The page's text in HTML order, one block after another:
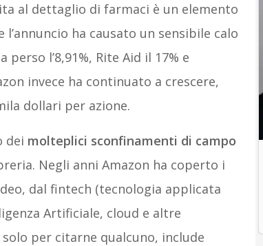
al dettaglio di farmaci è un elemento
ha causato un sensibile calo
l’8,91%, Rite Aid il 17% e
invece ha continuato a crescere,
dollari per azione.
dei molteplici sconfinamenti di campo
Negli anni Amazon ha coperto i
dal fintech (tecnologia applicata
Artificiale, cloud e altre
per citarne qualcuno, include